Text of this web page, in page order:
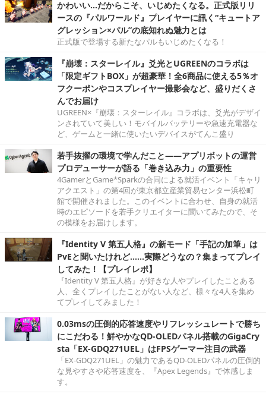
かわいい…だからこそ、いじめたくなる。正式版リリ
ースの『パルワールド』プレイヤーに訊く“キュートア
グレッション×パル”の底知れぬ魅力とは
正式版で登場する新たなパルもいじめたくなる！
『崩壊：スターレイル』爻光とUGREENのコラボは
「限定ギフトBOX」が超豪華！全6商品に使える5％オ
フクーポンやコスプレイヤー撮影会など、盛りだくさ
んでお届け
UGREEN×『崩壊：スターレイル』コラボは、爻光がデザイ
ンされていて美しい！モバイルバッテリーや急速充電器な
ど、ゲームと一緒に使いたいデバイスがてんこ盛り
若手抜擢の環境で学んだこと――アプリボットの運営
プロデューサーが語る「巻き込み力」の重要性
4GamerとGame*Sparkの合同による就活イベント「キャリ
アクエスト」の第4回が東京都立産業貿易センター浜松町
館で開催されました。このイベントに合わせ、自身の就活
時のエピソードを若手クリエイターに聞いてみたので、そ
の模様をお届けします。
『Identity V 第五人格』の新モード「手記の加筆」は
PvEと聞いたけれど……実際どうなの？集まってプレイ
してみた！【プレイレポ】
『Identity V 第五人格』が好きな人やプレイしたことある
人、全くプレイしたことがない人など、様々な4人を集め
てプレイしてみました！
0.03msの圧倒的応答速度やリフレッシュレートで勝ち
にこだわる！鮮やかなQD-OLEDパネル搭載のGigaCry
sta「EX-GDQ271UEL」はFPSゲーマー注目の武器
「EX-GDQ271UEL」の魅力であるQD-OLEDパネルの圧倒的
な見やすさや応答速度を、『Apex Legends』で体感しま
す。